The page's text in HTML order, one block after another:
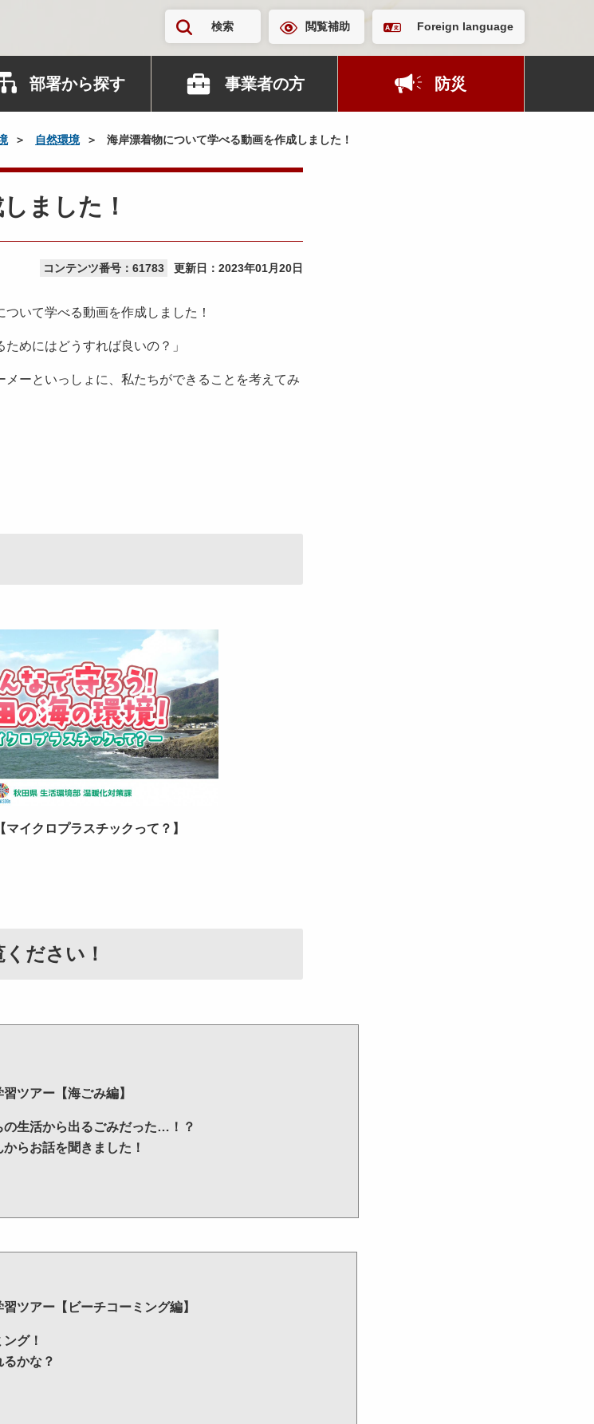
検索 閲覧補助 Foreign language
部署から探す 事業者の方 防災
自然環境 海岸漂着物について学べる動画を作成しました！
ました！
コンテンツ番号：61783 更新日： 2023年01月20日
いて学べる動画を作成しました！
ためにはどうすれば良いの？」
メーといっしょに、私たちができることを考えてみ
【マイクロプラスチックって？】
ださい！
ツアー【海ごみ編】
生活から出るごみだった…！？
らお話を聞きました！
ツアー【ビーチコーミング編】
グ！
かな？